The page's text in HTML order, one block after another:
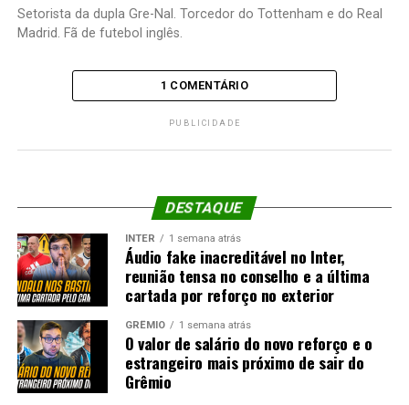
Setorista da dupla Gre-Nal. Torcedor do Tottenham e do Real
Madrid. Fã de futebol inglês.
1 COMENTÁRIO
PUBLICIDADE
DESTAQUE
INTER 1 semana atrás
Áudio fake inacreditável no Inter,
reunião tensa no conselho e a última
cartada por reforço no exterior
GRÊMIO 1 semana atrás
O valor de salário do novo reforço e o
estrangeiro mais próximo de sair do
Grêmio